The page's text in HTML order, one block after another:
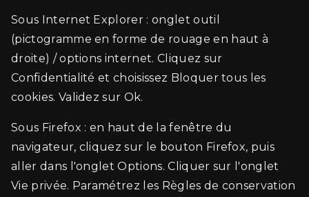
Sous Internet Explorer : onglet outil
(pictogramme en forme de rouage en haut à
droite) / options internet. Cliquez sur
Confidentialité et choisissez Bloquer tous les
cookies. Validez sur Ok.
Sous Firefox : en haut de la fenêtre du
navigateur, cliquez sur le bouton Firefox, puis
aller dans l'onglet Options. Cliquer sur l'onglet
Vie privée. Paramétrez les Règles de conservation